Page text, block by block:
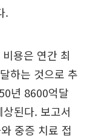
.
용은 연간 최
하는 것으로 추
년 8600억달
된다. 보고서
중증 치료 접